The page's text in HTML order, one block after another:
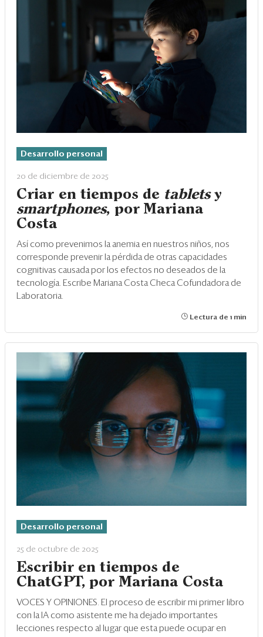
Desarrollo personal
20 de diciembre de 2025
Criar en tiempos de tabletsy
smartphones, por Mariana
Costa
Así como prevenimos la anemia en nuestros niños, nos
corresponde prevenir la pérdida de otras capacidades
cognitivas causada por los efectos no deseados de la
tecnología. Escribe Mariana Costa Checa Cofundadora de
Laboratoria.
Lectura de 1 min
Desarrollo personal
25 de octubre de 2025
Escribir en tiempos de
ChatGPT, por Mariana Costa
VOCES Y OPINIONES. El proceso de escribir mi primer libro
con la IA como asistente me ha dejado importantes
lecciones respecto al lugar que esta puede ocupar en